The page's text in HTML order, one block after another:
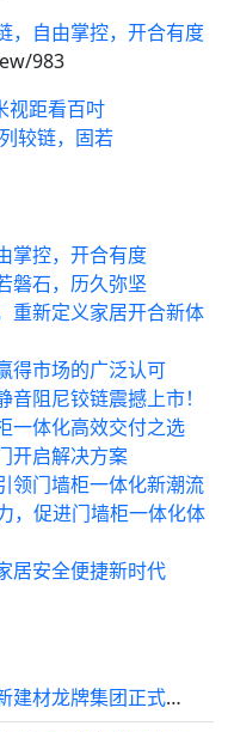
，自由掌控，开合有度
983
视距看百吋
较链，固若
掌控，开合有度
磐石，历久弥坚
重新定义家居开合新体
得市场的广泛认可
阻尼铰链震撼上市！
一体化高效交付之选
开启解决方案
领门墙柜一体化新潮流
，促进门墙柜一体化体
居安全便捷新时代
芝麻装中国好工匠装修平台与北新建材龙牌集团正式签约，共筑家居产业协同新生态